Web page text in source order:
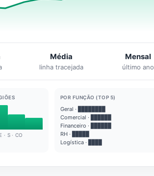
Média
linha tracejada
Mensal
último ano
· S · CO
POR FUNÇÃO (TOP 5)
Geral · ████████
Comercial · ██████
Financeiro · ██████
RH · █████
Logística · ████